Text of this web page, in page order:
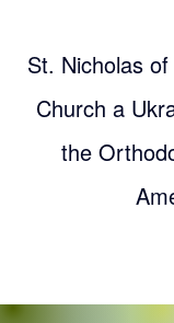
St. Nicholas
Church a
the